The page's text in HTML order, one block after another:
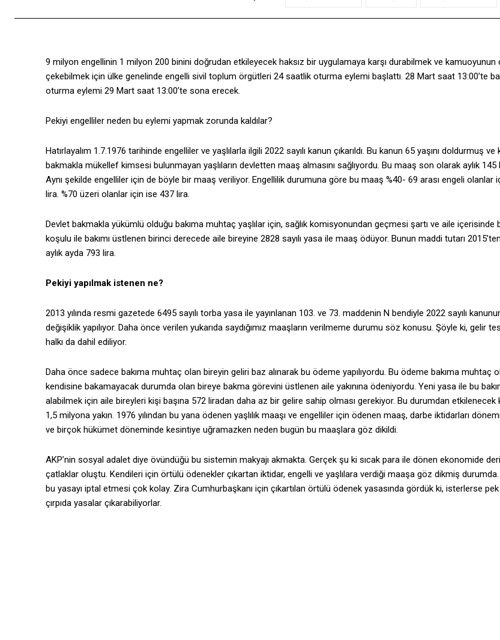
9 milyon engellinin 1 milyon 200 binini doğrudan etkileyecek haksız bir uygulamaya karşı durabilmek ve kamuoyunun
çekebilmek için ülke genelinde engelli sivil toplum örgütleri 24 saatlik oturma eylemi başlattı. 28 Mart saat 13:00’te
oturma eylemi 29 Mart saat 13:00’te sona erecek.
Pekiyi engelliler neden bu eylemi yapmak zorunda kaldılar?
Hatırlayalım 1.7.1976 tarihinde engelliler ve yaşlılarla ilgili 2022 sayılı kanun çıkarıldı. Bu kanun 65 yaşını doldurmuş ve
bakmakla mükellef kimsesi bulunmayan yaşlıların devletten maaş almasını sağlıyordu. Bu maaş son olarak aylık 145
Aynı şekilde engelliler için de böyle bir maaş veriliyor. Engellilik durumuna göre bu maaş %40- 69 arası engeli olanlar
lira. %70 üzeri olanlar için ise 437 lira.
Devlet bakmakla yükümlü olduğu bakıma muhtaç yaşlılar için, sağlık komisyonundan geçmesi şartı ve aile içerisinde
koşulu ile bakımı üstlenen birinci derecede aile bireyine 2828 sayılı yasa ile maaş ödüyor. Bunun maddi tutarı
aylık ayda 793 lira.
Pekiyi yapılmak istenen ne?
2013 yılında resmi gazetede 6495 sayılı torba yasa ile yayınlanan 103. ve 73. maddenin N bendiyle 2022 sayılı
değişiklik yapılıyor. Daha önce verilen yukarıda saydığımız maaşların verilmeme durumu söz konusu. Şöyle ki, gelir
halkı da dahil ediliyor.
Daha önce sadece bakıma muhtaç olan bireyin geliri baz alınarak bu ödeme yapılıyordu. Bu ödeme bakıma muhtaç
kendisine bakamayacak durumda olan bireye bakma görevini üstlenen aile yakınına ödeniyordu. Yeni yasa ile bu
alabilmek için aile bireyleri kişi başına 572 liradan daha az bir gelire sahip olması gerekiyor. Bu durumdan etkilenecek
1,5 milyona yakın. 1976 yılından bu yana ödenen yaşlılık maaşı ve engelliler için ödenen maaş, darbe iktidarları
ve birçok hükümet döneminde kesintiye uğramazken neden bugün bu maaşlara göz dikildi.
AKP’nin sosyal adalet diye övündüğü bu sistemin makyajı akmakta. Gerçek şu ki sıcak para ile dönen ekonomide
çatlaklar oluştu. Kendileri için örtülü ödenekler çıkartan iktidar, engelli ve yaşlılara verdiği maaşa göz dikmiş
bu yasayı iptal etmesi çok kolay. Zira Cumhurbaşkanı için çıkartılan örtülü ödenek yasasında gördük ki, isterlerse
çırpıda yasalar çıkarabiliyorlar.